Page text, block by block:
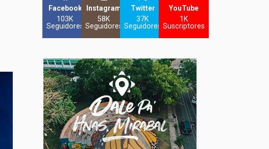
Facebook
103K
Seguidores
Instagram
58K
Seguidores
Twitter
37K
Seguidores
YouTube
1K
Suscriptores